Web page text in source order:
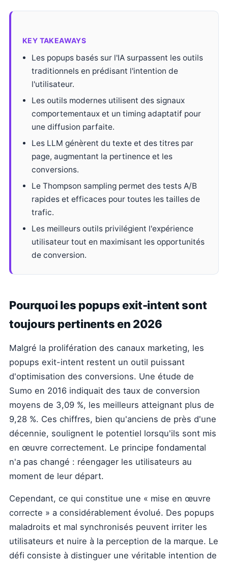
KEY TAKEAWAYS
Les popups basés sur l'IA surpassent les outils
traditionnels en prédisant l'intention de
l'utilisateur.
Les outils modernes utilisent des signaux
comportementaux et un timing adaptatif pour
une diffusion parfaite.
Les LLM génèrent du texte et des titres par
page, augmentant la pertinence et les
conversions.
Le Thompson sampling permet des tests A/B
rapides et efficaces pour toutes les tailles de
trafic.
Les meilleurs outils privilégient l'expérience
utilisateur tout en maximisant les opportunités
de conversion.
Pourquoi les popups exit-intent sont
toujours pertinents en 2026
Malgré la prolifération des canaux marketing, les
popups exit-intent restent un outil puissant
d'optimisation des conversions. Une étude de
Sumo en 2016 indiquait des taux de conversion
moyens de 3,09 %, les meilleurs atteignant plus de
9,28 %. Ces chiffres, bien qu'anciens de près d'une
décennie, soulignent le potentiel lorsqu'ils sont mis
en œuvre correctement. Le principe fondamental
n'a pas changé : réengager les utilisateurs au
moment de leur départ.
Cependant, ce qui constitue une « mise en œuvre
correcte » a considérablement évolué. Des popups
maladroits et mal synchronisés peuvent irriter les
utilisateurs et nuire à la perception de la marque. Le
défi consiste à distinguer une véritable intention de